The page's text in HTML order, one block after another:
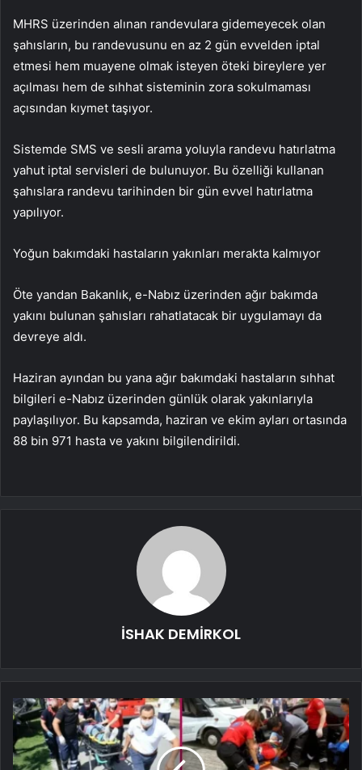
MHRS üzerinden alınan randevulara gidemeyecek olan
şahısların, bu randevusunu en az 2 gün evvelden iptal
etmesi hem muayene olmak isteyen öteki bireylere yer
açılması hem de sıhhat sisteminin zora sokulmaması
açısından kıymet taşıyor.
Sistemde SMS ve sesli arama yoluyla randevu hatırlatma
yahut iptal servisleri de bulunuyor. Bu özelliği kullanan
şahıslara randevu tarihinden bir gün evvel hatırlatma
yapılıyor.
Yoğun bakımdaki hastaların yakınları merakta kalmıyor
Öte yandan Bakanlık, e-Nabız üzerinden ağır bakımda
yakını bulunan şahısları rahatlatacak bir uygulamayı da
devreye aldı.
Haziran ayından bu yana ağır bakımdaki hastaların sıhhat
bilgileri e-Nabız üzerinden günlük olarak yakınlarıyla
paylaşılıyor. Bu kapsamda, haziran ve ekim ayları ortasında
88 bin 971 hasta ve yakını bilgilendirildi.
İSHAK DEMİRKOL